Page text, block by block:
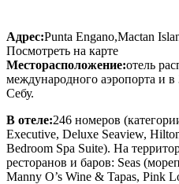
Адрес:Punta Engano,Mactan
Посмотреть на карте
Месторасположение:отель
международного аэропорта и в
Себу.
В отеле:246 номеров
Executive, Deluxe Seaview,
Bedroom Spa Suite). На
ресторанов и баров: Seas
Manny O’s Wine & Tapas, Pink